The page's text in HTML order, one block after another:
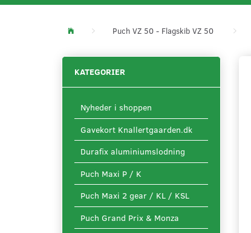
Puch VZ 50 - Flagskib VZ 50
KATEGORIER
Nyheder i shoppen
Gavekort Knallertgaarden.dk
Durafix aluminiumslodning
Puch Maxi P / K
Puch Maxi 2 gear / KL / KSL
Puch Grand Prix & Monza